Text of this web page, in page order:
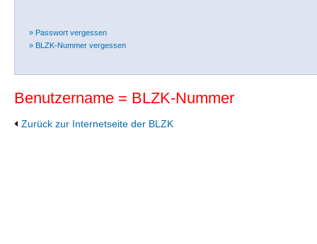
» Passwort vergessen
» BLZK-Nummer vergessen
Benutzername = BLZK-Nummer
Zurück zur Internetseite der BLZK